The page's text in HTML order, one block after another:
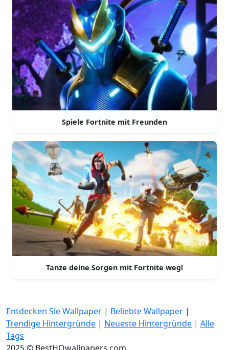
Spiele Fortnite mit Freunden
Tanze deine Sorgen mit Fortnite weg!
Entdecken Sie Wallpaper | Beliebte Wallpaper |
Trendige Hintergründe | Neueste Hintergründe | Alle
Tags